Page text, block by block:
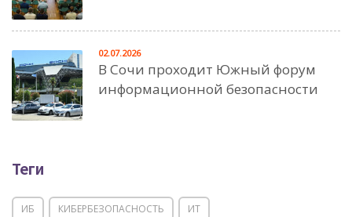
В Сочи проходит Южный форум
информационной безопасности
02.07.2026
Теги
ИБ КИБЕРБЕЗОПАСНОСТЬ ИТ